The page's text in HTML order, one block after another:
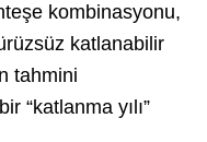
kombinasyonu,
katlanabilir
tahmini
“katlanma yılı”